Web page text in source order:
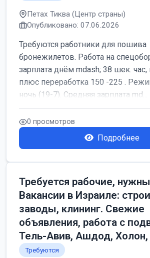
Петах Тиква (Центр страны)
Опубликовано: 07.06.2026
Требуются работники для пошива
бронежилетов. Работа на
зарплата днём mdash; 38 шек.
плюс переработка 150 -225 .
ночь (19-7). Средняя зарплата md...
0 просмотров
Подробнее
Требуется рабочие,
Вакансии в Израиле:
заводы, клининг. Свежие
объявления, работа с
Тель-Авив, Ашдод,
Требуются